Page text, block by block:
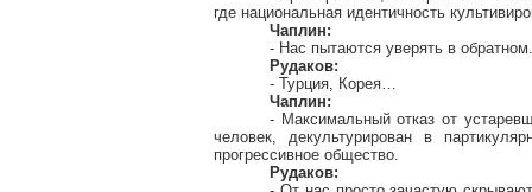
где национальная идентичность
Чаплин:
- Нас пытаются уверять в
Рудаков:
- Турция, Корея…
Чаплин:
- Максимальный отказ от
человек, декультурирован в
прогрессивное общество.
Рудаков: